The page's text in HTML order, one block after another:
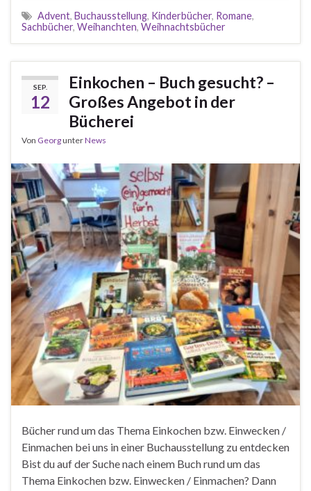
Advent, Buchausstellung, Kinderbücher, Romane,
Sachbücher, Weihanchten, Weihnachtsbücher
SEP.
12
Einkochen – Buch gesucht? –
Großes Angebot in der
Bücherei
Von GeorgunterNews
Bücher rund um das Thema Einkochen bzw. Einwecken /
Einmachen bei uns in einer Buchausstellung zu entdecken
Bist du auf der Suche nach einem Buch rund um das
Thema Einkochen bzw. Einwecken / Einmachen? Dann